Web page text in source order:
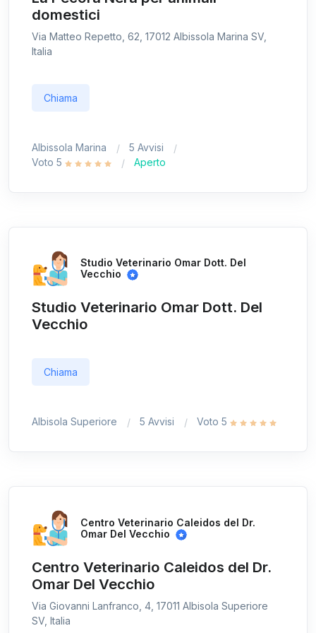
domestici
Via Matteo Repetto, 62, 17012 Albissola Marina SV,
Italia
Chiama
Albissola Marina
5 Avvisi
Voto 5
Aperto
Studio Veterinario Omar Dott. Del
Vecchio
Studio Veterinario Omar Dott. Del
Vecchio
Chiama
Albisola Superiore 5 Avvisi Voto 5
Centro Veterinario Caleidos del Dr.
Omar Del Vecchio
Centro Veterinario Caleidos del Dr.
Omar Del Vecchio
Via Giovanni Lanfranco, 4, 17011 Albisola Superiore
SV, Italia